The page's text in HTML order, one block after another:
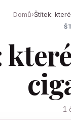
Domů›Štítek:
1